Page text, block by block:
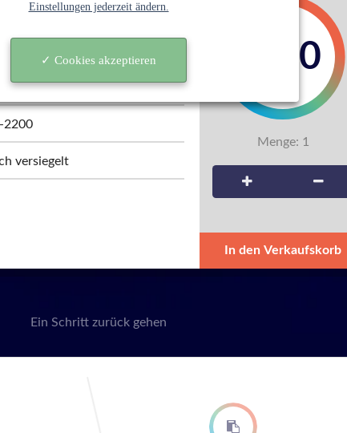
einen Verkaufspreis
ermitteln!
2200
versiegelt
0,00
Menge: 1
In den Verkaufskorb
Ein Schritt zurück gehen
step third step
Einstellungen jederzeit ändern.
✓ Cookies akzeptieren